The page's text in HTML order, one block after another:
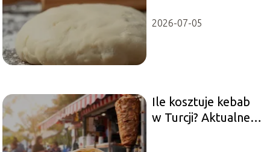
2026-07-05
Ile kosztuje kebab
w Turcji? Aktualne